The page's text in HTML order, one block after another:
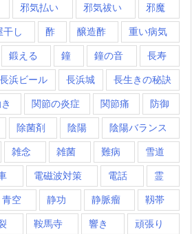
邪気払い 邪気祓い 邪魔
干し 酢 醸造酢 重い病気
鍛える 鐘 鐘の音 長寿
長浜ビール 長浜城 長生きの秘訣
関節の炎症 関節痛 防御
除菌剤 陰陽 陰陽バランス
雑念 雑菌 難病 雪道
電磁波対策 電話 霊
青空 静功 静脈瘤 靱帯
鞍馬寺 響き 頑張り